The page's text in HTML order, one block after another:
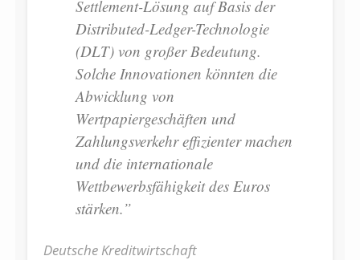
Settlement-Lösung auf Basis der
Distributed-Ledger-Technologie
(DLT) von großer Bedeutung.
Solche Innovationen könnten die
Abwicklung von
Wertpapiergeschäften und
Zahlungsverkehr effizienter machen
und die internationale
Wettbewerbsfähigkeit des Euros
stärken.”
Deutsche Kreditwirtschaft